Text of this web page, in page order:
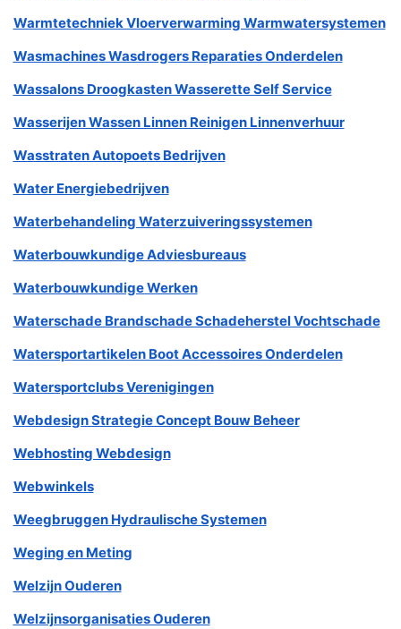
Warmtetechniek Vloerverwarming Warmwatersystemen
Wasmachines Wasdrogers Reparaties Onderdelen
Wassalons Droogkasten Wasserette Self Service
Wasserijen Wassen Linnen Reinigen Linnenverhuur
Wasstraten Autopoets Bedrijven
Water Energiebedrijven
Waterbehandeling Waterzuiveringssystemen
Waterbouwkundige Adviesbureaus
Waterbouwkundige Werken
Waterschade Brandschade Schadeherstel Vochtschade
Watersportartikelen Boot Accessoires Onderdelen
Watersportclubs Verenigingen
Webdesign Strategie Concept Bouw Beheer
Webhosting Webdesign
Webwinkels
Weegbruggen Hydraulische Systemen
Weging en Meting
Welzijn Ouderen
Welzijnsorganisaties Ouderen